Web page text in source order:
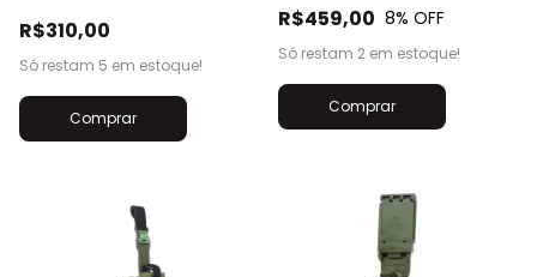
R$310,00
Só restam 5 em estoque!
Comprar
R$459,00 8% OFF
Só restam 2 em estoque!